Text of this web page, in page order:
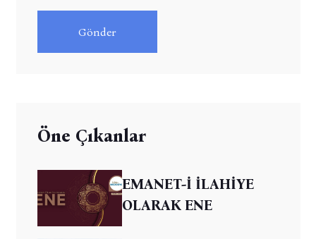
Gönder
Öne Çıkanlar
EMANET-İ İLAHİYE
OLARAK ENE